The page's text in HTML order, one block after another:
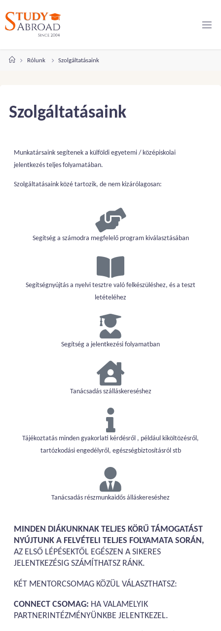
Rólunk Szolgáltatásaink
Szolgáltatásaink
Munkatársaink segítenek a külföldi egyetemi / középiskolai
jelentkezés teljes folyamatában.
Szolgáltatásaink közé tartozik, de nem kizárólagosan:
Segítség a számodra megfelelő program kiválasztásában
Segítségnyújtás a nyelvi tesztre való felkészüléshez, és a teszt
letételéhez
Segítség a jelentkezési folyamatban
Tanácsadás szálláskereséshez
Tájékoztatás minden gyakorlati kérdésről , például kiköltözésről,
tartózkodási engedélyről, egészségbiztosításról stb
Tanácsadás részmunkaidős álláskereséshez
MINDEN DIÁKUNKNAK TELJES KÖRŰ TÁMOGATÁST
NYÚJTUNK A FELVÉTELI TELJES FOLYAMATA SORÁN,
AZ ELSŐ LÉPÉSEKTŐL EGÉSZEN A SIKERES
JELENTKEZÉSIG SZÁMÍTHATSZ RÁNK.
KÉT MENTORCSOMAG KÖZÜL VÁLASZTHATSZ:
CONNECT CSOMAG: HA VALAMELYIK
PARTNERINTÉZMÉNYÜNKBE JELENTKEZEL.